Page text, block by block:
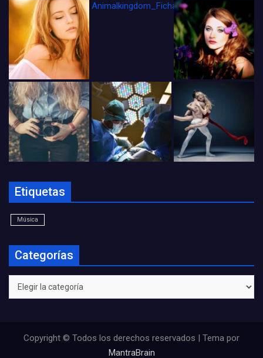
Animalkingdom_FichaCine
Etiquetas
Música
Categorías
Categorías
Copyright © Todos los derechos reservados | Tema por
MantraBrain